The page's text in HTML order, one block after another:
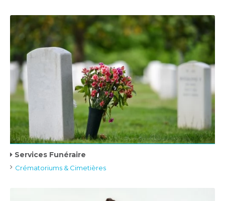
Services Funéraire
Crématoriums & Cimetières